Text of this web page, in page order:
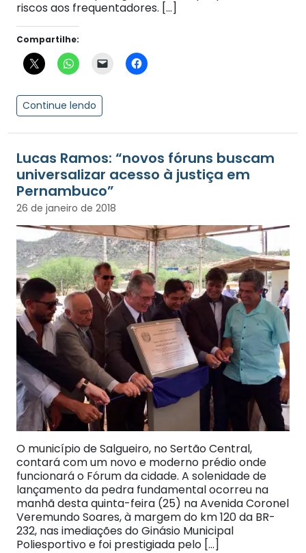
riscos aos frequentadores. […]
Compartilhe:
Continue lendo
Lucas Ramos: “novos fóruns buscam
universalizar acesso à justiça em
Pernambuco”
26 de janeiro de 2018
O município de Salgueiro, no Sertão Central,
contará com um novo e moderno prédio onde
funcionará o Fórum da cidade. A solenidade de
lançamento da pedra fundamental ocorreu na
manhã desta quinta-feira (25) na Avenida Coronel
Veremundo Soares, à margem do km 120 da BR-
232, nas imediações do Ginásio Municipal
Poliesportivo e foi prestigiada pelo […]